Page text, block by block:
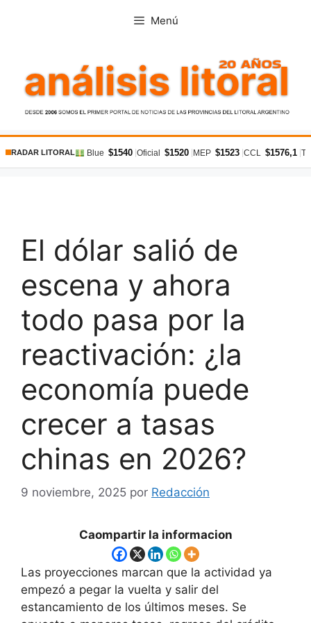
Menú
RADAR LITORAL Blue $1540 Oficial $1520 MEP $1523 CCL $1576,1
El dólar salió de
escena y ahora
todo pasa por la
reactivación: ¿la
economía puede
crecer a tasas
chinas en 2026?
9 noviembre, 2025 por Redacción
Caompartir la informacion
Las proyecciones marcan que la actividad ya
empezó a pegar la vuelta y salir del
estancamiento de los últimos meses. Se